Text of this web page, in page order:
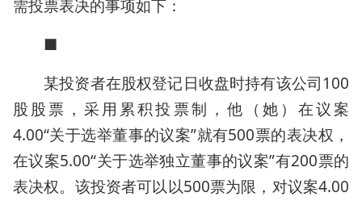
需投票表决的事项如下：
■
某投资者在股权登记日收盘时持有该公司100
股股票，采用累积投票制，他（她）在议案
4.00“关于选举董事的议案”就有500票的表决权，
在议案5.00“关于选举独立董事的议案”有200票的
表决权。该投资者可以以500票为限，对议案4.00